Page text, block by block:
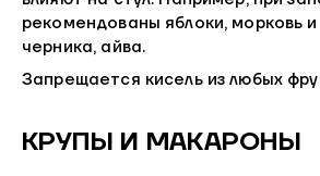
рекомендованы яблоки, морковь
черника, айва.
Запрещается кисель из любых
КРУПЫ И МАКАРОНЫ